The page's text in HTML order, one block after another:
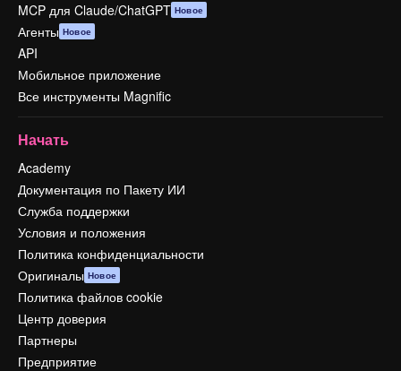
MCP для Claude/ChatGPT Новое
Агенты Новое
API
Мобильное приложение
Все инструменты Magnific
Начать
Academy
Документация по Пакету ИИ
Служба поддержки
Условия и положения
Политика конфиденциальности
Оригиналы Новое
Политика файлов cookie
Центр доверия
Партнеры
Предприятие